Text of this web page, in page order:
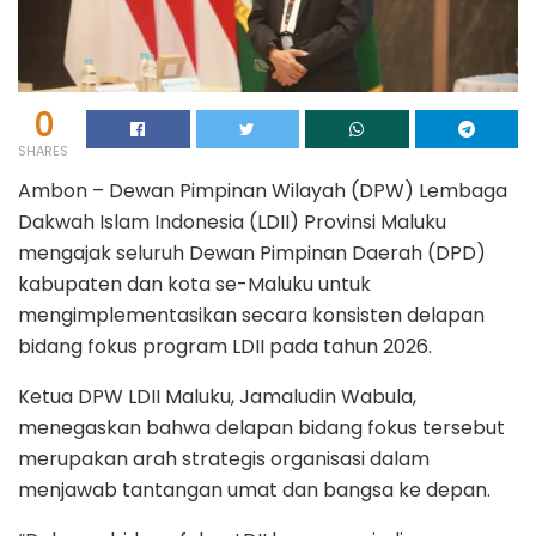
0
SHARES
Ambon – Dewan Pimpinan Wilayah (DPW) Lembaga
Dakwah Islam Indonesia (LDII) Provinsi Maluku
mengajak seluruh Dewan Pimpinan Daerah (DPD)
kabupaten dan kota se-Maluku untuk
mengimplementasikan secara konsisten delapan
bidang fokus program LDII pada tahun 2026.
Ketua DPW LDII Maluku, Jamaludin Wabula,
menegaskan bahwa delapan bidang fokus tersebut
merupakan arah strategis organisasi dalam
menjawab tantangan umat dan bangsa ke depan.